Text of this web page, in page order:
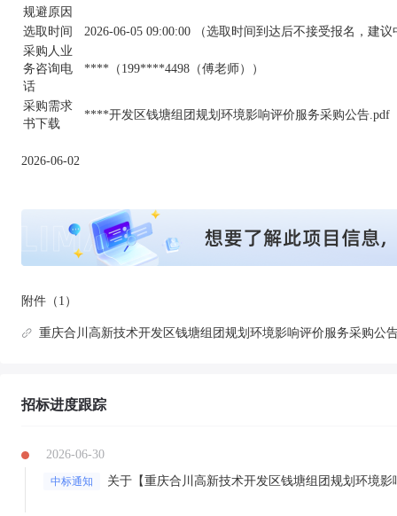
规避原因
选取时间
2026-06-05 09:00:00 （选取时间到达后不接受报名，建
采购人业
务咨询电
话
****（199****4498（傅老师））
采购需求
书下载
****开发区钱塘组团规划环境影响评价服务采购公告.pdf
2026-06-02
附件（1）
重庆合川高新技术开发区钱塘组团规划环境影响评价服务采购公
招标进度跟踪
2026-06-30
中标通知 关于【重庆合川高新技术开发区钱塘组团规划环境